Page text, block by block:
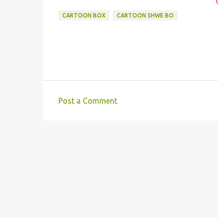
CARTOON BOX CARTOON SHWE BO
Post a Comment